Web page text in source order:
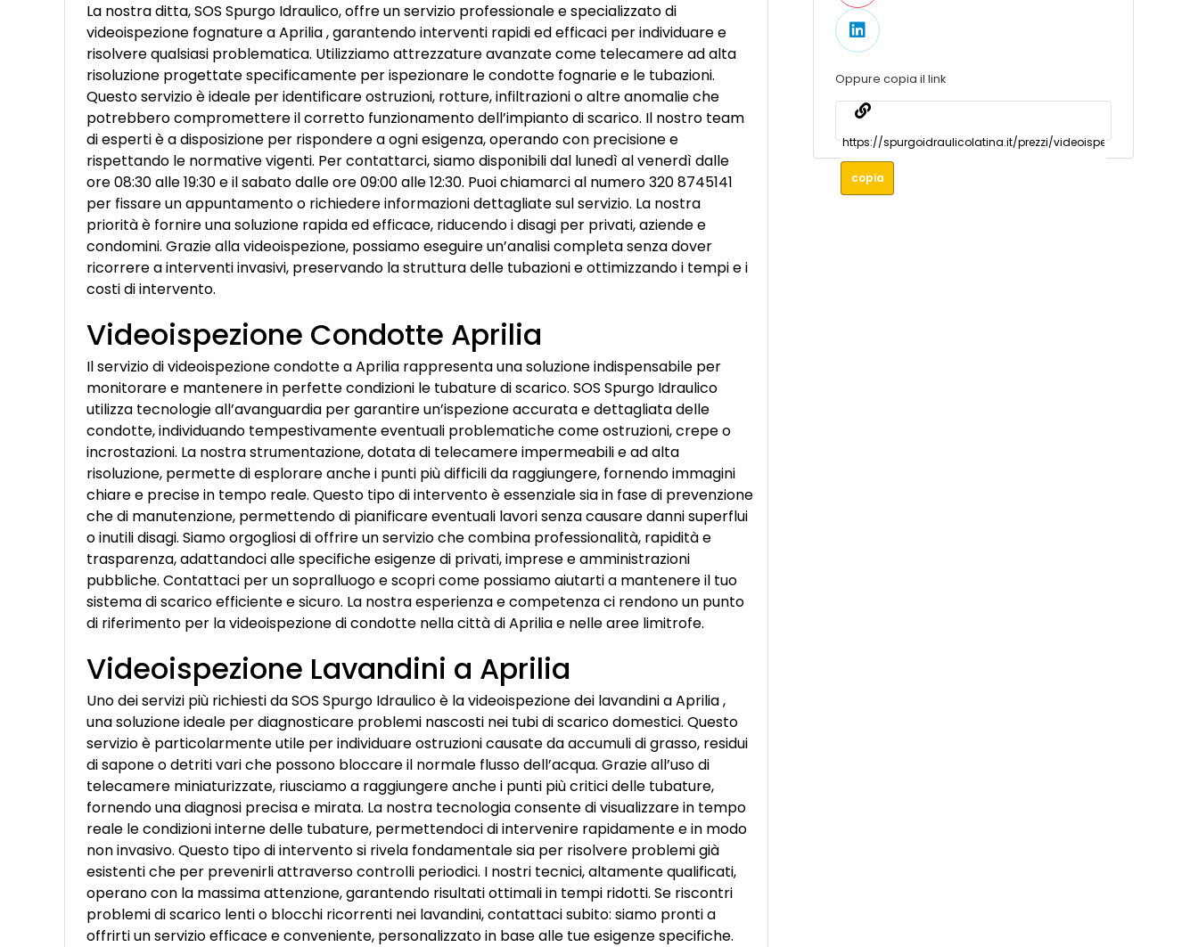
La nostra ditta, SOS Spurgo Idraulico, offre un servizio professionale e specializzato di
videoispezione fognature a Aprilia , garantendo interventi rapidi ed efficaci per individuare e
risolvere qualsiasi problematica. Utilizziamo attrezzature avanzate come telecamere ad alta
risoluzione progettate specificamente per ispezionare le condotte fognarie e le tubazioni.
Questo servizio è ideale per identificare ostruzioni, rotture, infiltrazioni o altre anomalie che
potrebbero compromettere il corretto funzionamento dell’impianto di scarico. Il nostro team
di esperti è a disposizione per rispondere a ogni esigenza, operando con precisione e
rispettando le normative vigenti. Per contattarci, siamo disponibili dal lunedì al venerdì dalle
ore 08:30 alle 19:30 e il sabato dalle ore 09:00 alle 12:30. Puoi chiamarci al numero 320 8745141
per fissare un appuntamento o richiedere informazioni dettagliate sul servizio. La nostra
priorità è fornire una soluzione rapida ed efficace, riducendo i disagi per privati, aziende e
condomini. Grazie alla videoispezione, possiamo eseguire un’analisi completa senza dover
ricorrere a interventi invasivi, preservando la struttura delle tubazioni e ottimizzando i tempi e i
costi di intervento.
Videoispezione Condotte Aprilia
Il servizio di videoispezione condotte a Aprilia rappresenta una soluzione indispensabile per
monitorare e mantenere in perfette condizioni le tubature di scarico. SOS Spurgo Idraulico
utilizza tecnologie all’avanguardia per garantire un’ispezione accurata e dettagliata delle
condotte, individuando tempestivamente eventuali problematiche come ostruzioni, crepe o
incrostazioni. La nostra strumentazione, dotata di telecamere impermeabili e ad alta
risoluzione, permette di esplorare anche i punti più difficili da raggiungere, fornendo immagini
chiare e precise in tempo reale. Questo tipo di intervento è essenziale sia in fase di prevenzione
che di manutenzione, permettendo di pianificare eventuali lavori senza causare danni superflui
o inutili disagi. Siamo orgogliosi di offrire un servizio che combina professionalità, rapidità e
trasparenza, adattandoci alle specifiche esigenze di privati, imprese e amministrazioni
pubbliche. Contattaci per un sopralluogo e scopri come possiamo aiutarti a mantenere il tuo
sistema di scarico efficiente e sicuro. La nostra esperienza e competenza ci rendono un punto
di riferimento per la videoispezione di condotte nella città di Aprilia e nelle aree limitrofe.
Videoispezione Lavandini a Aprilia
Uno dei servizi più richiesti da SOS Spurgo Idraulico è la videoispezione dei lavandini a Aprilia ,
una soluzione ideale per diagnosticare problemi nascosti nei tubi di scarico domestici. Questo
servizio è particolarmente utile per individuare ostruzioni causate da accumuli di grasso, residui
di sapone o detriti vari che possono bloccare il normale flusso dell’acqua. Grazie all’uso di
telecamere miniaturizzate, riusciamo a raggiungere anche i punti più critici delle tubature,
fornendo una diagnosi precisa e mirata. La nostra tecnologia consente di visualizzare in tempo
reale le condizioni interne delle tubature, permettendoci di intervenire rapidamente e in modo
non invasivo. Questo tipo di intervento si rivela fondamentale sia per risolvere problemi già
esistenti che per prevenirli attraverso controlli periodici. I nostri tecnici, altamente qualificati,
operano con la massima attenzione, garantendo risultati ottimali in tempi ridotti. Se riscontri
problemi di scarico lenti o blocchi ricorrenti nei lavandini, contattaci subito: siamo pronti a
offrirti un servizio efficace e conveniente, personalizzato in base alle tue esigenze specifiche.
Oppure copia il link
copia